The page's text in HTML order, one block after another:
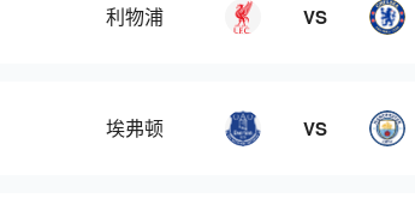
利物浦 VS
埃弗顿 VS